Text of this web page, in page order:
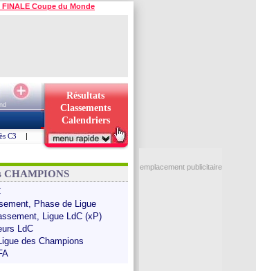
FINALE Coupe du Monde
Résultats
Classements
Calendriers
C3 |
CHAMPIONS
Phase de Ligue
Ligue LdC (xP)
LdC
des Champions
emplacement publicitaire